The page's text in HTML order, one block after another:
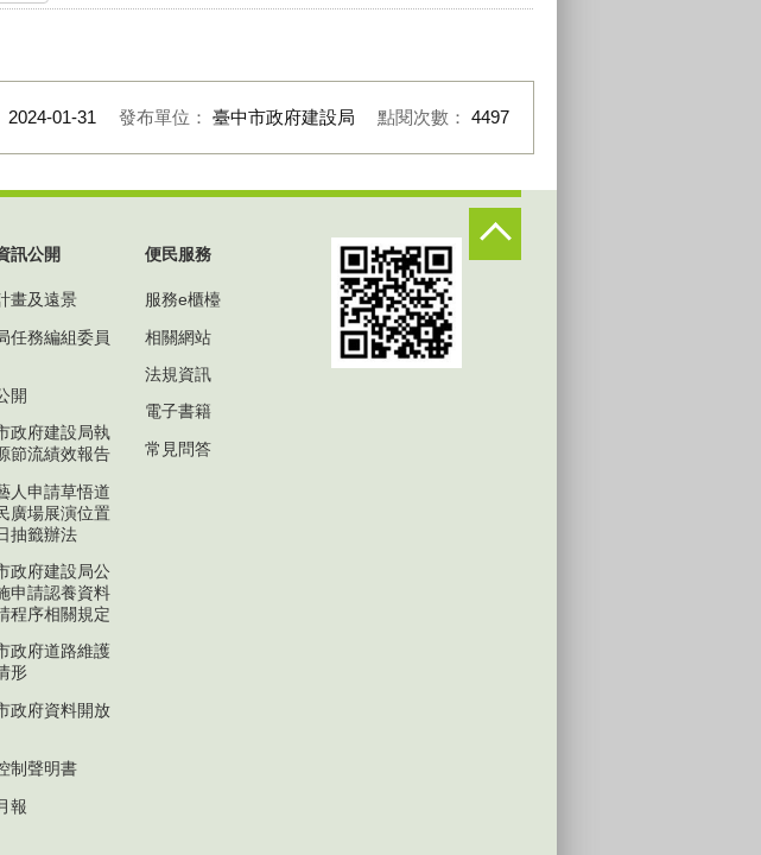
2024-01-31 發布單位： 臺中市政府建設局 點閱次數： 4497
訊公開
畫及遠景
任務編組委員
開
政府建設局執
節流績效報告
人申請草悟道
廣場展演位置
抽籤辦法
政府建設局公
申請認養資料
程序相關規定
政府道路維護
形
政府資料開放
制聲明書
報
便民服務
服務e櫃檯
相關網站
法規資訊
電子書籍
常見問答